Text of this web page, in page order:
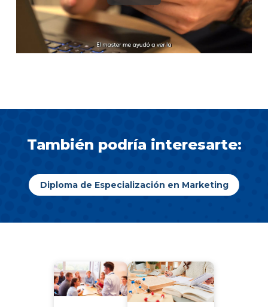
También podría interesarte:
Diploma de Especialización en Marketing